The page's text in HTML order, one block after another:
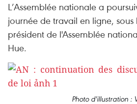
L’Assemblée nationale a
journée de travail en ligne, sous
président de l'Assemblée
Hue.
Photo d'illustration :